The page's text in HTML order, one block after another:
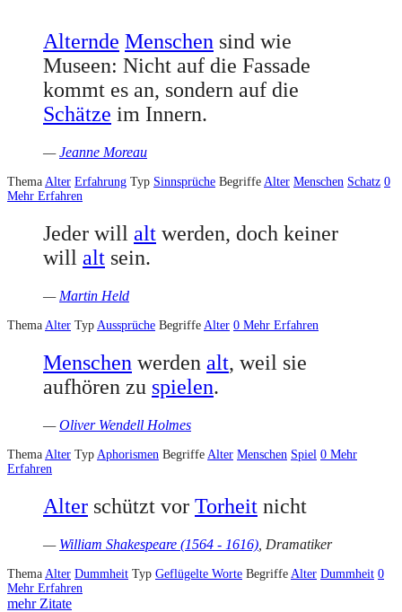
Alternde Menschen sind wie
Museen: Nicht auf die Fassade
kommt es an, sondern auf die
Schätze im Innern.
—Jeanne Moreau
Thema Alter Erfahrung Typ Sinnsprüche Begriffe Alter Menschen Schatz 0
Mehr Erfahren
Jeder will alt werden, doch keiner
will alt sein.
— Martin Held
Thema Alter Typ Aussprüche Begriffe Alter 0 Mehr Erfahren
Menschen werden alt, weil sie
aufhören zu spielen.
—Oliver Wendell Holmes
Thema Alter Typ Aphorismen Begriffe Alter Menschen Spiel 0 Mehr
Erfahren
Alter schützt vor Torheit nicht
— William Shakespeare (1564 - 1616) , Dramatiker
Thema Alter Dummheit Typ Geflügelte Worte Begriffe Alter Dummheit 0
Mehr Erfahren
mehr Zitate